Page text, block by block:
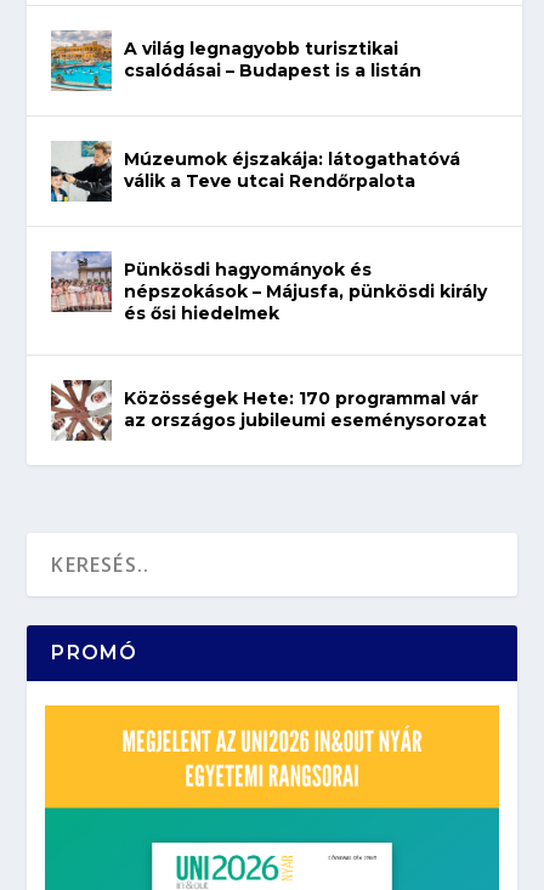
A világ legnagyobb turisztikai
csalódásai – Budapest is a listán
Múzeumok éjszakája: látogathatóvá
válik a Teve utcai Rendőrpalota
Pünkösdi hagyományok és
népszokások – Májusfa, pünkösdi király
és ősi hiedelmek
Közösségek Hete: 170 programmal vár
az országos jubileumi eseménysorozat
PROMÓ